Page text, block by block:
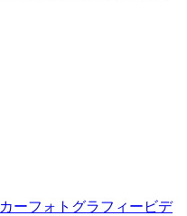
ーフォトグラフィー ビデ